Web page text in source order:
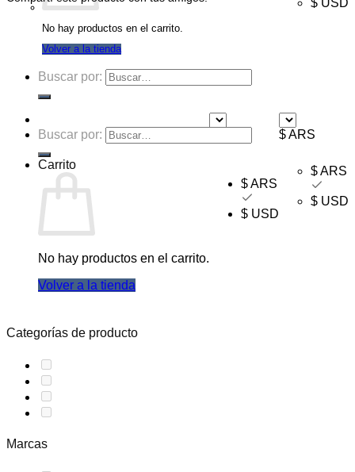
$ USD
No hay productos en el carrito.
Volver a la tienda
Buscar por:
$ ARS
$ ARS
$ USD
Buscar por:
Carrito
No hay productos en el carrito.
Volver a la tienda
$ ARS
$ USD
Categorías de producto
Marcas